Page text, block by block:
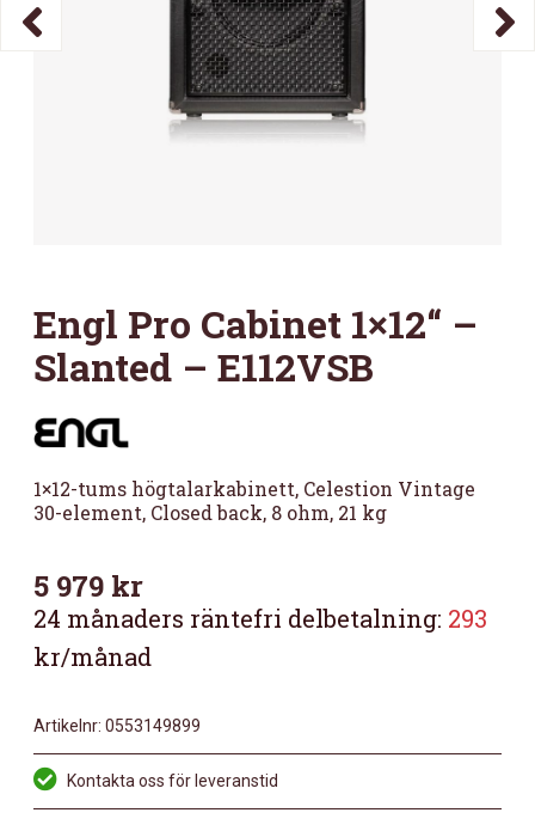
Engl Pro Cabinet 1×12“ –
Slanted – E112VSB
1×12-tums högtalarkabinett, Celestion Vintage
30-element, Closed back, 8 ohm, 21 kg
5 979 kr
24 månaders räntefri delbetalning: 293
kr/månad
Artikelnr: 0553149899
Kontakta oss för leveranstid